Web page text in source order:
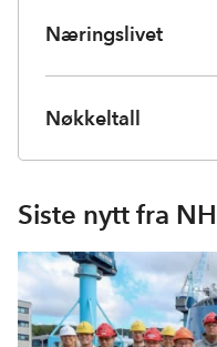
Næringslivet
Nøkkeltall
Siste nytt fra